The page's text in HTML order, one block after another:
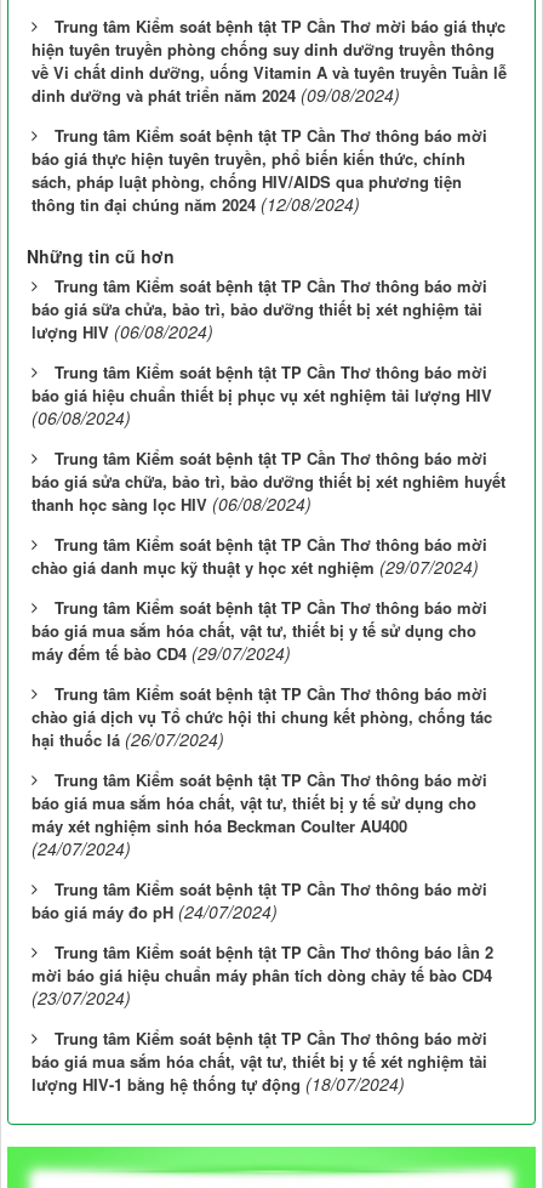
Trung tâm Kiểm soát bệnh tật TP Cần Thơ mời báo giá thực
hiện tuyên truyền phòng chống suy dinh dưỡng truyền thông
về Vi chất dinh dưỡng, uống Vitamin A và tuyên truyền Tuần lễ
dinh dưỡng và phát triển năm 2024 (09/08/2024)
Trung tâm Kiểm soát bệnh tật TP Cần Thơ thông báo mời
báo giá thực hiện tuyên truyền, phổ biến kiến thức, chính
sách, pháp luật phòng, chống HIV/AIDS qua phương tiện
thông tin đại chúng năm 2024 (12/08/2024)
Những tin cũ hơn
Trung tâm Kiểm soát bệnh tật TP Cần Thơ thông báo mời
báo giá sữa chửa, bảo trì, bảo dưỡng thiết bị xét nghiệm tải
lượng HIV (06/08/2024)
Trung tâm Kiểm soát bệnh tật TP Cần Thơ thông báo mời
báo giá hiệu chuẩn thiết bị phục vụ xét nghiệm tải lượng HIV
(06/08/2024)
Trung tâm Kiểm soát bệnh tật TP Cần Thơ thông báo mời
báo giá sửa chữa, bảo trì, bảo dưỡng thiết bị xét nghiêm huyết
thanh học sàng lọc HIV (06/08/2024)
Trung tâm Kiểm soát bệnh tật TP Cần Thơ thông báo mời
chào giá danh mục kỹ thuật y học xét nghiệm (29/07/2024)
Trung tâm Kiểm soát bệnh tật TP Cần Thơ thông báo mời
báo giá mua sắm hóa chất, vật tư, thiết bị y tế sử dụng cho
máy đếm tế bào CD4 (29/07/2024)
Trung tâm Kiểm soát bệnh tật TP Cần Thơ thông báo mời
chào giá dịch vụ Tổ chức hội thi chung kết phòng, chống tác
hại thuốc lá (26/07/2024)
Trung tâm Kiểm soát bệnh tật TP Cần Thơ thông báo mời
báo giá mua sắm hóa chất, vật tư, thiết bị y tế sử dụng cho
máy xét nghiệm sinh hóa Beckman Coulter AU400
(24/07/2024)
Trung tâm Kiểm soát bệnh tật TP Cần Thơ thông báo mời
báo giá máy đo pH (24/07/2024)
Trung tâm Kiểm soát bệnh tật TP Cần Thơ thông báo lần 2
mời báo giá hiệu chuẩn máy phân tích dòng chảy tế bào CD4
(23/07/2024)
Trung tâm Kiểm soát bệnh tật TP Cần Thơ thông báo mời
báo giá mua sắm hóa chất, vật tư, thiết bị y tế xét nghiệm tải
lượng HIV-1 bằng hệ thống tự động (18/07/2024)